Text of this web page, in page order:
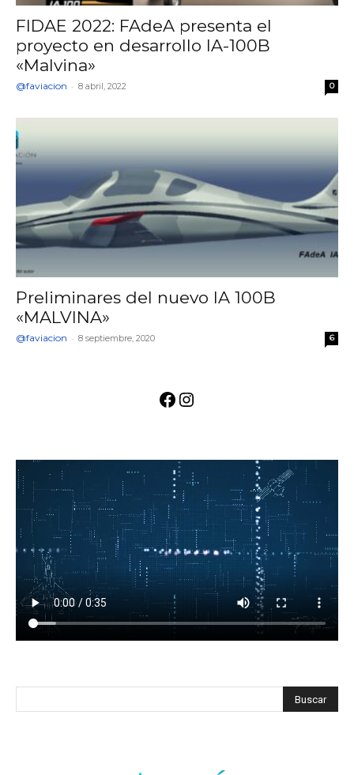
FIDAE 2022: FAdeA presenta el
proyecto en desarrollo IA-100B
«Malvina»
@faviacion - 8 abril, 2022 0
Preliminares del nuevo IA 100B
«MALVINA»
@faviacion - 8 septiembre, 2020 6
Facebook
Instagram